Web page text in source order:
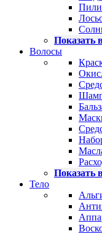
Показать
Волосы
Показать
Тело